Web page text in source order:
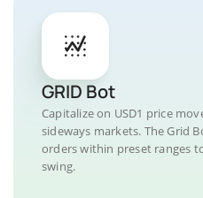
GRID Bot
Capitalize on USD1 price
sideways markets. The Grid
orders within preset ranges
swing.